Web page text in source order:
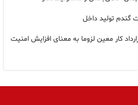
گندم تولید داخل
کار معین لزوما به معنای افزایش امنیت